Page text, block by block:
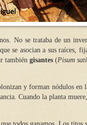
No se trataba de un
se asocian a sus raíces,
también gisantes (Pisum
y forman nódulos en
Cuando la planta